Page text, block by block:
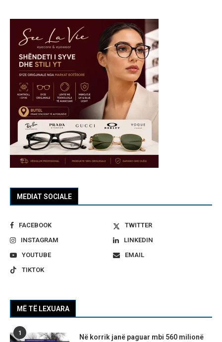
MEDIAT SOCIALE
FACEBOOK
TWITTER
INSTAGRAM
LINKEDIN
YOUTUBE
EMAIL
TIKTOK
MË TË LEXUARA
1
Në korrik janë paguar mbi 560 milionë